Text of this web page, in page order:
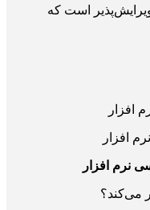
و کاملاً ویرایش‌پذیر است که
افزار
افزار
نرم افزار
می‌کند؟